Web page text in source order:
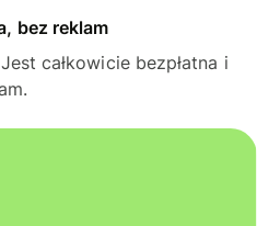
bez reklam
całkowicie bezpłatna i